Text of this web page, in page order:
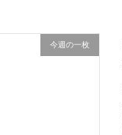
今週の一枚